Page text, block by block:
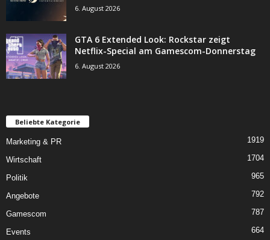
6. August 2026
GTA 6 Extended Look: Rockstar zeigt
Netflix-Special am Gamescom-Donnerstag
6. August 2026
Beliebte Kategorie
Marketing & PR 1919
Wirtschaft 1704
Politik 965
Angebote 792
Gamescom 787
Events 664